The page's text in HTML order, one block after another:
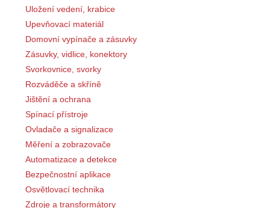
Uložení vedení, krabice
Upevňovací materiál
Domovní vypínače a zásuvky
Zásuvky, vidlice, konektory
Svorkovnice, svorky
Rozváděče a skříně
Jištění a ochrana
Spínací přístroje
Ovladače a signalizace
Měření a zobrazovače
Automatizace a detekce
Bezpečnostní aplikace
Osvětlovací technika
Zdroje a transformátory